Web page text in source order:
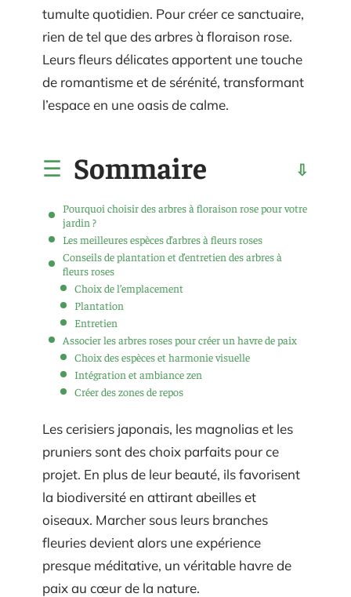
tumulte quotidien. Pour créer ce sanctuaire,
rien de tel que des arbres à floraison rose.
Leurs fleurs délicates apportent une touche
de romantisme et de sérénité, transformant
l’espace en une oasis de calme.
Sommaire
Pourquoi choisir des arbres à floraison rose pour votre
jardin ?
Les meilleures espèces d’arbres à fleurs roses
Conseils de plantation et d’entretien des arbres à
fleurs roses
Choix de l’emplacement
Plantation
Entretien
Associer les arbres roses pour créer un havre de paix
Choix des espèces et harmonie visuelle
Intégration et ambiance zen
Créer des zones de repos
Les cerisiers japonais, les magnolias et les
pruniers sont des choix parfaits pour ce
projet. En plus de leur beauté, ils favorisent
la biodiversité en attirant abeilles et
oiseaux. Marcher sous leurs branches
fleuries devient alors une expérience
presque méditative, un véritable havre de
paix au cœur de la nature.